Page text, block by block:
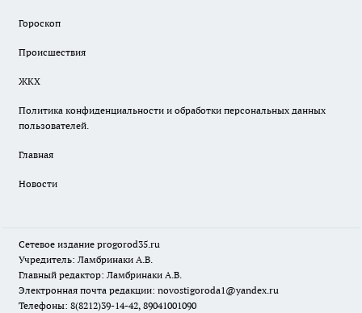
Гороскоп
Происшествия
ЖКХ
Политика конфиденциальности и обработки персональных данных
пользователей.
Главная
Новости
Сетевое издание progorod35.ru
Учредитель: Ламбринаки А.В.
Главный редактор: Ламбринаки А.В.
Электронная почта редакции: novostigoroda1@yandex.ru
Телефоны: 8(8212)39-14-42, 89041001090